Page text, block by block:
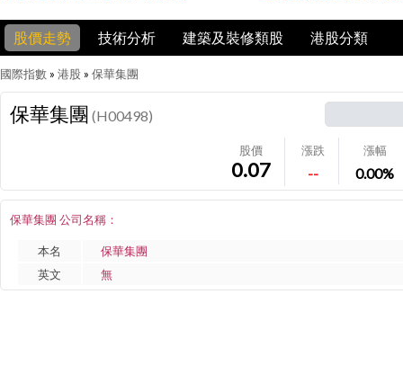
股價走勢 技術分析 建築及裝修類股 港股分類
國際指數 » 港股 » 保華集團
保華集團 (H00498)
股價
0.07
漲跌
--
漲幅
0.00%
保華集團 公司名稱：
本名
保華集團
英文
無